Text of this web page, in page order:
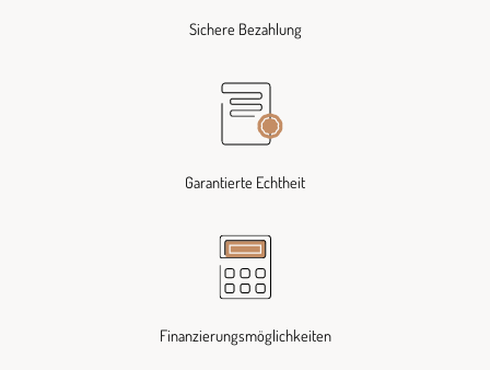
Sichere Bezahlung
Garantierte Echtheit
Finanzierungsmöglichkeiten